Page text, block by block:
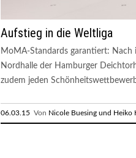
Aufstieg in die Weltliga
MoMA-Standards garantiert:
Nordhalle der Hamburger
zudem jeden
06.03.15 Von Nicole Buesing und Heiko